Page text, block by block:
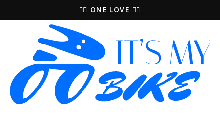
🚵‍♀️ ONE LOVE 🚴‍♀️